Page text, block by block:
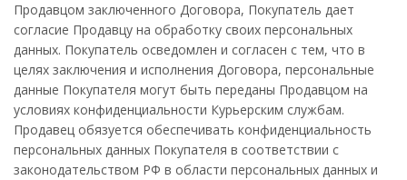
Продавцом заключенного Договора, Покупатель дает
согласие Продавцу на обработку своих персональных
данных. Покупатель осведомлен и согласен с тем, что в
целях заключения и исполнения Договора, персональные
данные Покупателя могут быть переданы Продавцом на
условиях конфиденциальности Курьерским службам.
Продавец обязуется обеспечивать конфиденциальность
персональных данных Покупателя в соответствии с
законодательством РФ в области персональных данных и